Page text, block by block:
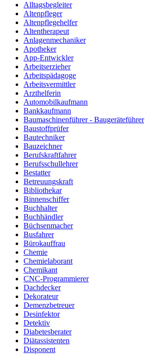
Alltagsbegleiter
Altenpfleger
Altenpflegehelfer
Altentherapeut
Anlagenmechaniker
Apotheker
App-Entwickler
Arbeitserzieher
Arbeitspädagoge
Arbeitsvermittler
Arzthelferin
Automobilkaufmann
Bankkaufmann
Baumaschinenführer - Baugeräteführer
Baustoffprüfer
Bautechniker
Bauzeichner
Berufskraftfahrer
Berufsschullehrer
Bestatter
Betreuungskraft
Bibliothekar
Binnenschiffer
Buchhalter
Buchhändler
Büchsenmacher
Busfahrer
Bürokauffrau
Chemie
Chemielaborant
Chemikant
CNC-Programmierer
Dachdecker
Dekorateur
Demenzbetreuer
Desinfektor
Detektiv
Diabetesberater
Diätassistenten
Disponent